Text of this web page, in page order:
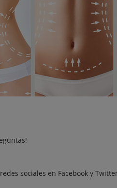
sociales en Facebook y